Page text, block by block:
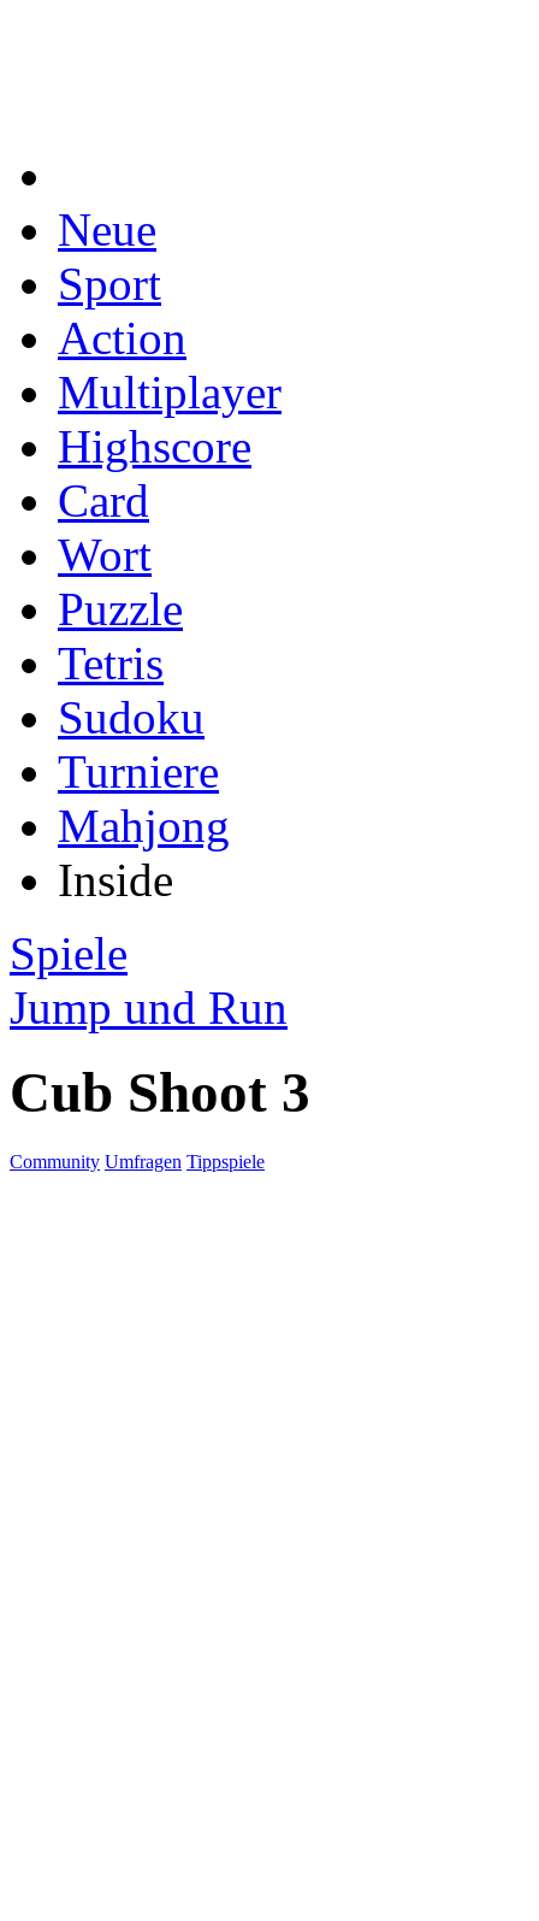
Neue
Sport
Action
Multiplayer
Highscore
Card
Wort
Puzzle
Tetris
Sudoku
Turniere
Mahjong
Inside
Spiele
Jump und Run
Cub Shoot 3
Community Umfragen Tippspiele